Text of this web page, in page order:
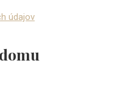
údajov